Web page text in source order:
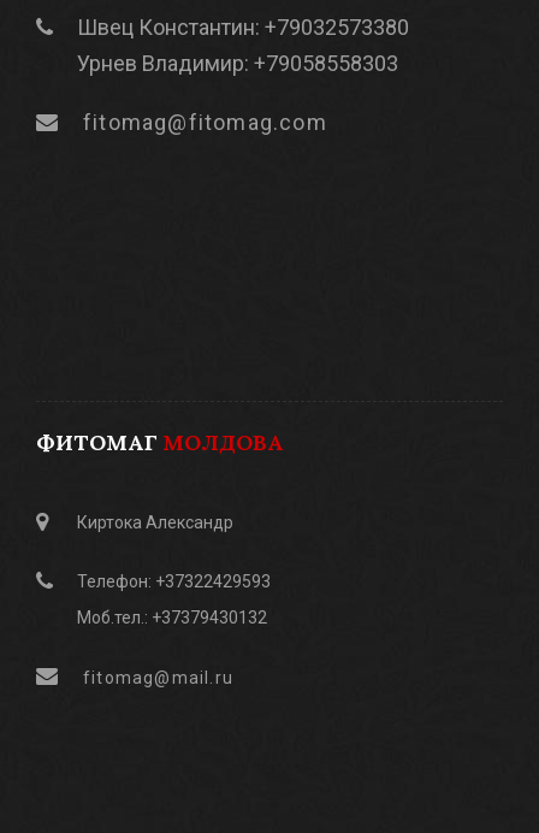
Швец Константин: +79032573380
Урнев Владимир: +79058558303
fitomag@fitomag.com
ФИТОМАГ МОЛДОВА
Киртока Александр
Телефон: +37322429593
Моб.тел.: +37379430132
fitomag@mail.ru